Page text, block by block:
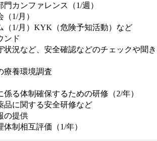
カンファレンス（1/週）
1/月）
1/月）KYK（危険予知活動）など
ンド
況など、安全確認などのチェックや聞き
養環境調査
る体制確保するための研修（2/年）
に関する安全研修など
の提供
体制相互評価（1/年）